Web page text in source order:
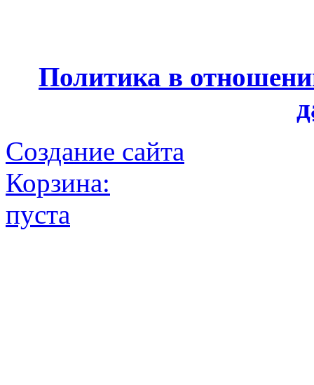
Политика в
Создание сайта
Корзина:
пуста